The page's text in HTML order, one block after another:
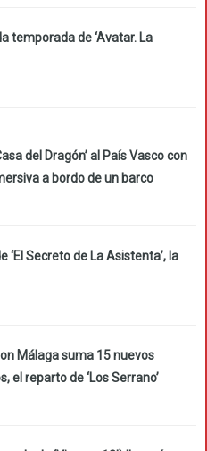
temporada de ‘Avatar. La
del Dragón’ al País Vasco con
a bordo de un barco
‘El Secreto de La Asistenta’, la
Málaga suma 15 nuevos
el reparto de ‘Los Serrano’